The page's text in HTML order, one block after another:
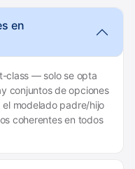
en
class — solo se opta
conjuntos de opciones
el modelado padre/hijo
coherentes en todos